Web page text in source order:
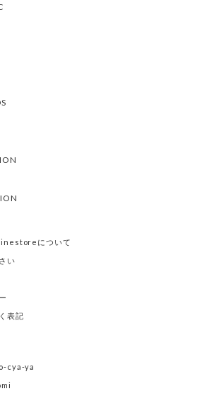
について
い
表記
cya-ya